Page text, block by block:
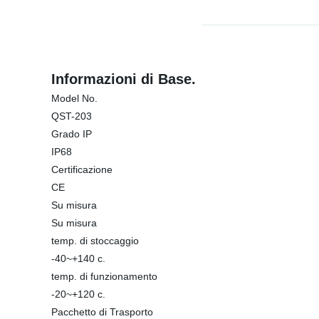
Informazioni di Base.
Model No.
QST-203
Grado IP
IP68
Certificazione
CE
Su misura
Su misura
temp. di stoccaggio
-40~+140 c.
temp. di funzionamento
-20~+120 c.
Pacchetto di Trasporto